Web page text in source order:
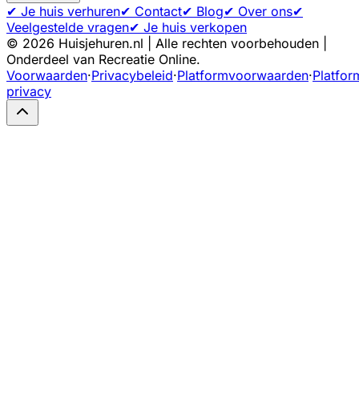
✔ Je huis verhuren✔ Contact✔ Blog✔ Over ons✔
Veelgestelde vragen✔ Je huis verkopen
© 2026 Huisjehuren.nl | Alle rechten voorbehouden |
Onderdeel van Recreatie Online.
Voorwaarden·Privacybeleid·Platformvoorwaarden·
privacy